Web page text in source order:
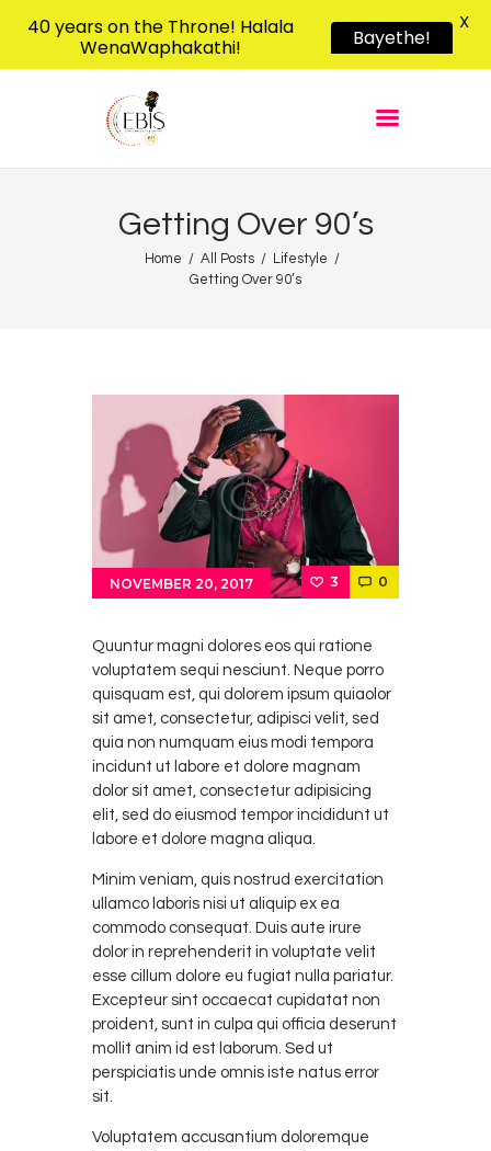
Getting Over 90’s
Home All Posts
Lifestyle
Getting Over 90’s
EBIS RADIO
Home
Shows
Podcasts
Contacts Us
NOVEMBER 20, 2017 3 0
Quuntur magni dolores eos qui ratione
voluptatem sequi nesciunt. Neque porro
quisquam est, qui dolorem ipsum quiaolor
sit amet, consectetur, adipisci velit, sed
quia non numquam eius modi tempora
incidunt ut labore et dolore magnam
dolor sit amet, consectetur adipisicing
elit, sed do eiusmod tempor incididunt ut
labore et dolore magna aliqua.
Minim veniam, quis nostrud exercitation
ullamco laboris nisi ut aliquip ex ea
commodo consequat. Duis aute irure
dolor in reprehenderit in voluptate velit
esse cillum dolore eu fugiat nulla pariatur.
Excepteur sint occaecat cupidatat non
proident, sunt in culpa qui officia deserunt
mollit anim id est laborum. Sed ut
perspiciatis unde omnis iste natus error
sit.
Voluptatem accusantium doloremque
40 years on the Throne! Halala
WenaWaphakathi!
Bayethe!
X